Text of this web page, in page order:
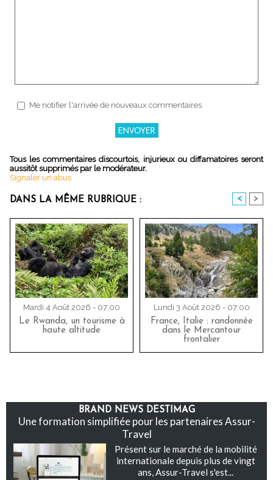
Me notifier l'arrivée de nouveaux commentaires
Tous les commentaires discourtois, injurieux ou diffamatoires seront
aussitôt supprimés par le modérateur.
Signaler un abus
DANS LA MÊME RUBRIQUE : < >
Mardi 4 Août 2026 - 07:00
Le Rwanda, un tourisme à
haute altitude
Lundi 3 Août 2026 - 07:00
France, Italie : randonnée
dans le Mercantour
frontalier
BRAND NEWS DESTIMAG
Une formation simplifiée pour les partenaires Assur-
Travel
Présent sur le marché de la mobilité
internationale depuis plus de vingt
ans, Assur-Travel s'est...